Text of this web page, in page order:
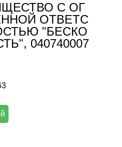
С ОГ
ОТВЕТС
"БЕСКО
040740007